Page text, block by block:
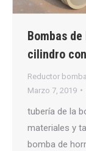
Bombas
cilindro
Reductor
Marzo 7, 2019
tubería de la
materiales y
bomba de